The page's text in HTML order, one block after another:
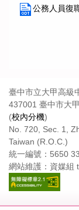
公務人員復
臺中市立大甲高級
437001 臺中市大
(校內分機)
No. 720, Sec. 1,
Taiwan (R.O.C.)
統一編號：5650
網站維護：資媒組